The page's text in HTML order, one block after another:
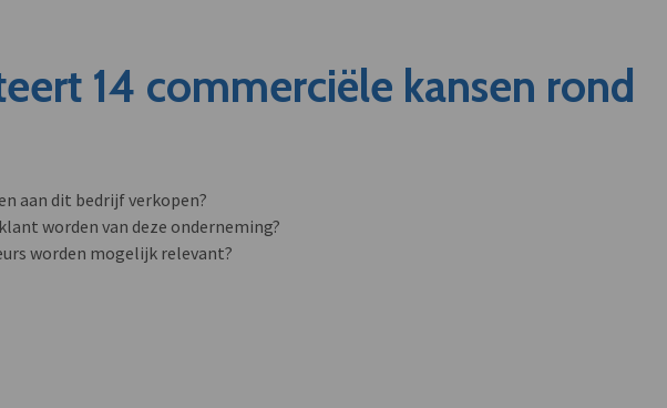
14 commerciële kansen rond
aan dit bedrijf verkopen?
worden van deze onderneming?
worden mogelijk relevant?